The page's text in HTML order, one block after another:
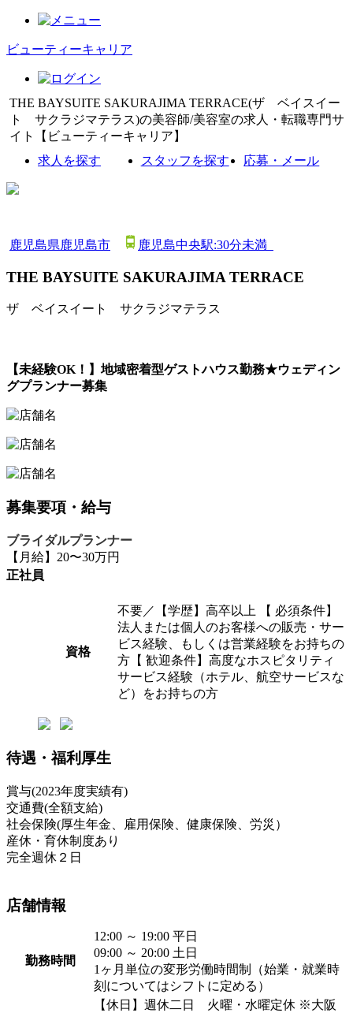
ビューティーキャリア
THE BAYSUITE SAKURAJIMA TERRACE(ザ ベイスイー
ト サクラジマテラス)の美容師/美容室の求人・転職専門サ
イト【ビューティーキャリア】
求人を探す
スタッフを探す 応募・メール
鹿児島県鹿児島市 鹿児島中央駅:30分未満
THE BAYSUITE SAKURAJIMA TERRACE
ザ ベイスイート サクラジマテラス
【未経験OK！】地域密着型ゲストハウス勤務★ウェディン
グプランナー募集
募集要項・給与
ブライダルプランナー
【月給】20〜30万円
正社員
資格
不要／【学歴】高卒以上 【 必須条件】
法人または個人のお客様への販売・サー
ビス経験、もしくは営業経験をお持ちの
方【 歓迎条件】高度なホスピタリティ
サービス経験（ホテル、航空サービスな
ど）をお持ちの方
待遇・福利厚生
賞与(2023年度実績有)
交通費(全額支給)
社会保険(厚生年金、雇用保険、健康保険、労災）
産休・育休制度あり
完全週休２日
店舗情報
勤務時間
12:00 ～ 19:00 平日
09:00 ～ 20:00 土日
1ヶ月単位の変形労働時間制（始業・就業時
刻についてはシフトに定める）
【休日】週休二日 火曜・水曜定休 ※大阪